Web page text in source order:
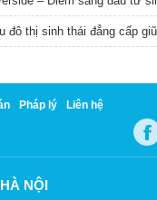
đô thị sinh thái đẳng cấp
Pháp lý Liên hệ
NỘI